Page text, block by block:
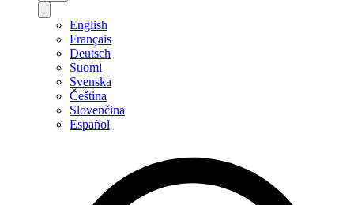
English
Français
Deutsch
Suomi
Svenska
Čeština
Slovenčina
Español